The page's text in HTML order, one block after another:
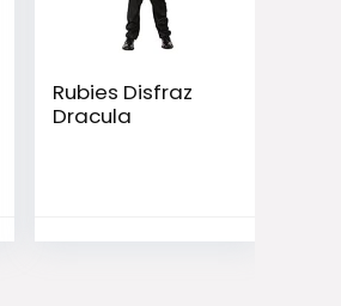
Rubies Disfraz
Dracula